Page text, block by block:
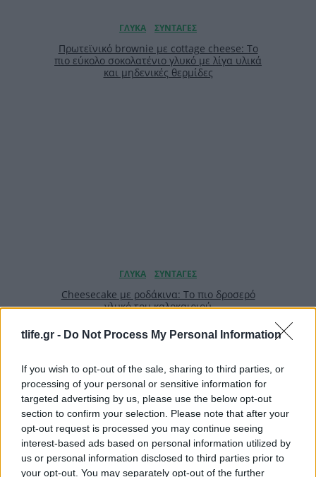
tlife.gr - Do Not Process My Personal Information
If you wish to opt-out of the sale, sharing to third parties, or
processing of your personal or sensitive information for
targeted advertising by us, please use the below opt-out
section to confirm your selection. Please note that after your
opt-out request is processed you may continue seeing
interest-based ads based on personal information utilized by
us or personal information disclosed to third parties prior to
your opt-out. You may separately opt-out of the further
Πρωτεϊνικό brownie με cottage cheese: Το
πιο εύκολο σοκολατένιο γλυκό με λίγα υλικά
και μηδενικές θερμίδες
Cheesecake με ροδάκινα: Το πιο δροσερό
γλυκό του καλοκαιριού